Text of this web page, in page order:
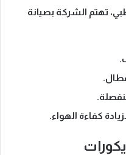
، تهتم الشركة بصيانة
كفاءة الهواء.